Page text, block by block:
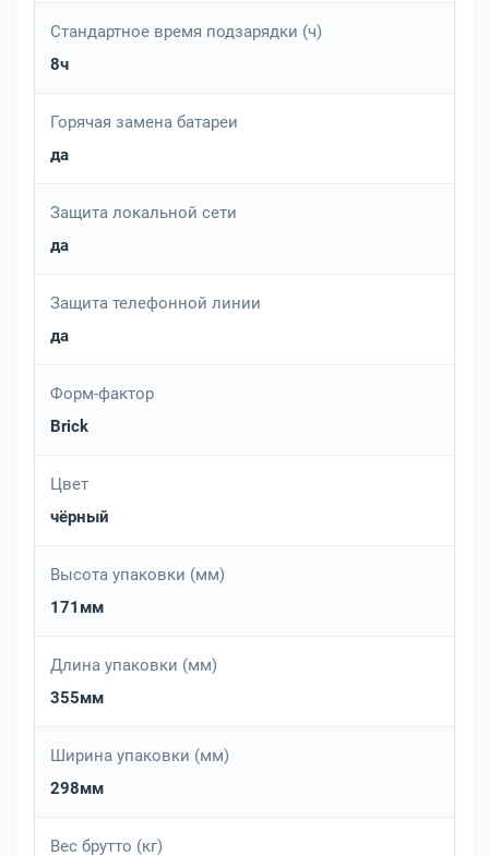
Стандартное время подзарядки (ч)
8ч
Горячая замена батареи
да
Защита локальной сети
да
Защита телефонной линии
да
Форм-фактор
Brick
Цвет
чёрный
Высота упаковки (мм)
171мм
Длина упаковки (мм)
355мм
Ширина упаковки (мм)
298мм
Вес брутто (кг)